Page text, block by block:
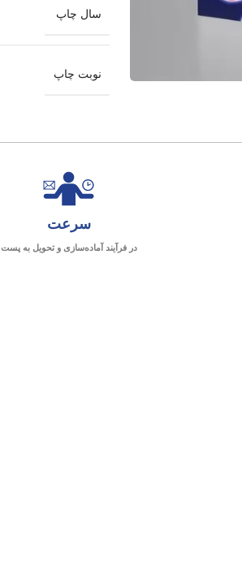
سال چاپ
نوبت چاپ
سرعت
در فرآیند آماده‌سازی و تحویل به پست